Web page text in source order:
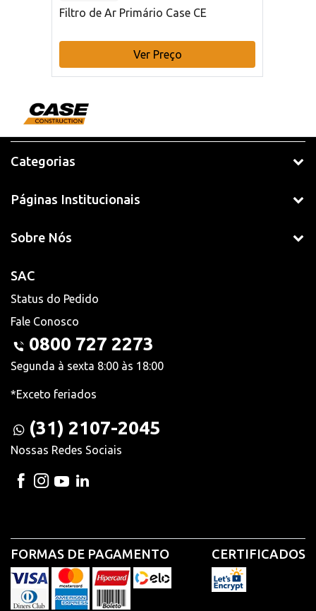
Filtro de Ar Primário Case CE
Ver Preço
Categorias
Páginas Institucionais
Sobre Nós
SAC
Status do Pedido
Fale Conosco
0800 727 2273
Segunda à sexta 8:00 às 18:00
*Exceto feriados
(31) 2107-2045
Nossas Redes Sociais
FORMAS DE PAGAMENTO CERTIFICADOS